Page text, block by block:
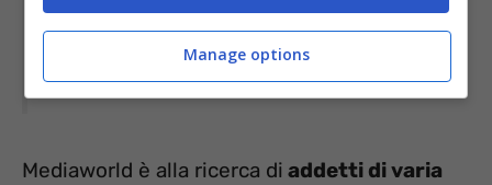
Sicilia, Calabria, Liguria, Abruzzo,
Friuli Venezia Giulia e Lazio.
Mediaworld è alla ricerca di addetti di varia
Manage options